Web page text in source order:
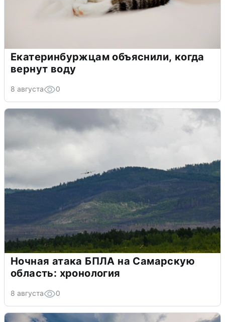
Екатеринбуржцам объяснили, когда
вернут воду
8 августа 0
Ночная атака БПЛА на Самарскую
область: хронология
8 августа 0